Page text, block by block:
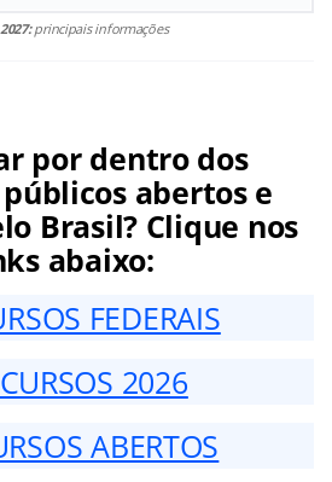
principais informações
por dentro dos
abertos e
Brasil? Clique nos
abaixo:
FEDERAIS
2026
ABERTOS